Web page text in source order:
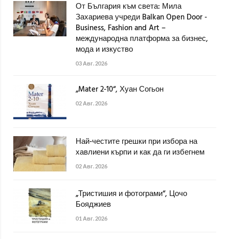
От България към света: Мила
Захариева учреди Balkan Open Door -
Business, Fashion and Art –
международна платформа за бизнес,
мода и изкуство
03 Авг. 2026
„Mater 2-10“, Хуан Согьон
02 Авг. 2026
Най-честите грешки при избора на
хавлиени кърпи и как да ги избегнем
02 Авг. 2026
„Тристишия и фотограми“, Цочо
Бояджиев
01 Авг. 2026